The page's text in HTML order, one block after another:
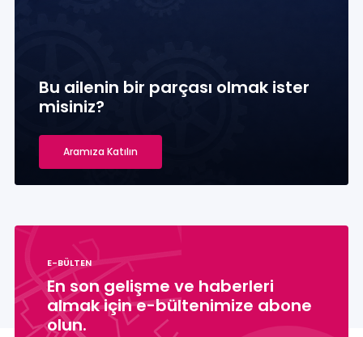
Bu ailenin bir parçası olmak ister
misiniz?
Aramıza Katılın
E-BÜLTEN
En son gelişme ve haberleri
almak için e-bültenimize abone
olun.